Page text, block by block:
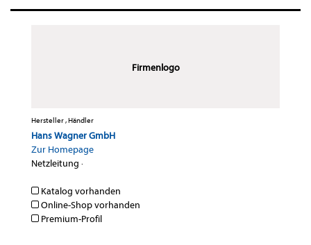
Firmenlogo
Hersteller , Händler
Hans Wagner GmbH
Zur Homepage
Netzleitung ·
Katalog vorhanden
Online-Shop vorhanden
Premium-Profil